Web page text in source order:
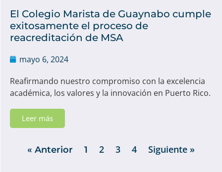
El Colegio Marista de Guaynabo cumple
exitosamente el proceso de
reacreditación de MSA
mayo 6, 2024
Reafirmando nuestro compromiso con la excelencia
académica, los valores y la innovación en Puerto Rico.
Leer más
« Anterior 1 2 3 4 Siguiente »